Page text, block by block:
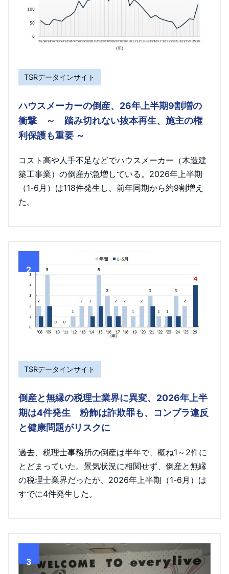
TSRデータインサイト
ハウスメーカーの倒産、26年上半期9割増の
衝撃 ～ 踏み切れない抜本再生、施主の権
利保護も重要 ～
コスト高や人手不足などでハウスメーカー（木造建
築工事業）の倒産が急増している。2026年上半期
（1-6月）は118件発生し、前年同期から約9割増え
た。
2
TSRデータインサイト
倒産と無縁の税理士業界に異変、2026年上半
期は4件発生 粉飾は詐欺罪も、コンプラ違反
と健康問題がリスクに
過去、税理士事務所の倒産は半年で、概ね1～2件に
とどまっていた。景気状況に相関せず、倒産と無縁
の税理士業界だったが、2026年上半期（1-6月）は
すでに4件発生した。
3